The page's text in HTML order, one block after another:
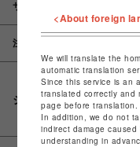
サイズ
注意事項
シェアする
<About foreign
We will translate the
automatic translation
Since this service is an
translated correctly and
page before translation.
In addition, we do not
indirect damage
understanding in